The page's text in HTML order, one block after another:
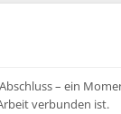
– ein
verbunden ist.